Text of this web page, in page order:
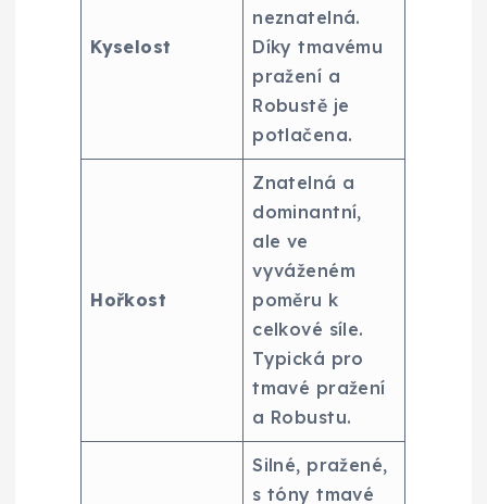
Kyselost
neznatelná.
Díky tmavému
pražení a
Robustě je
potlačena.
Hořkost
Znatelná a
dominantní,
ale ve
vyváženém
poměru k
celkové síle.
Typická pro
tmavé pražení
a Robustu.
Silné, pražené,
s tóny tmavé